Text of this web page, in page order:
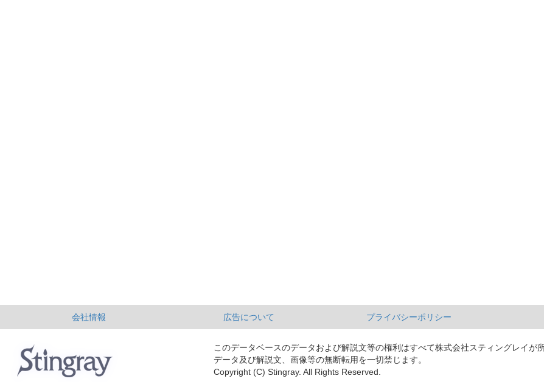
会社情報 広告について プライバシーポリシー
このデータベースのデータおよび解説文等の権利はすべて株式会社スティングレイが
データ及び解説文、画像等の無断転用を一切禁じます。
Copyright (C) Stingray. All Rights Reserved.